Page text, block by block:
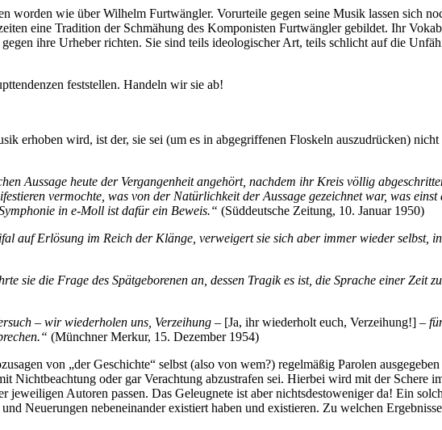
worden wie über Wilhelm Furtwängler. Vorurteile gegen seine Musik lassen sich
eine Tradition der Schmähung des Komponisten Furtwängler gebildet. Ihr
ihre Urheber richten. Sie sind teils ideologischer Art, teils schlicht auf die
feststellen. Handeln wir sie ab!
erhoben wird, ist der, sie sei (um es in abgegriffenen Floskeln auszudrücken)
Aussage heute der Vergangenheit angehört, nachdem ihr Kreis völlig
vermochte, was von der Natürlichkeit der Aussage gezeichnet war, was
in e-Moll ist dafür ein Beweis.“ (Süddeutsche Zeitung, 10. Januar 1950)
auf Erlösung im Reich der Klänge, verweigert sie sich aber immer wieder selbst,
sie die Frage des Spätgeborenen an, dessen Tragik es ist, die Sprache einer Zeit
– wir wiederholen uns, Verzeihung – [Ja, ihr wiederholt euch, Verzeihung!] –
(Münchner Merkur, 15. Dezember 1954)
von „der Geschichte“ selbst (also von wem?) regelmäßig Parolen
Nichtbeachtung oder gar Verachtung abzustrafen sei. Hierbei wird mit der Schere
jeweiligen Autoren passen. Das Geleugnete ist aber nichtsdestoweniger da! Ein
Neuerungen nebeneinander existiert haben und existieren. Zu welchen